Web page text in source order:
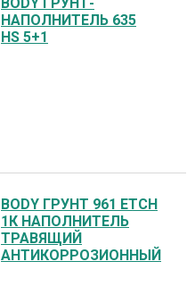
НАПОЛНИТЕЛЬ 635
HS 5+1
BODY ГРУНТ 961 ETCH
1К НАПОЛНИТЕЛЬ
ТРАВЯЩИЙ
АНТИКОРРОЗИОННЫЙ